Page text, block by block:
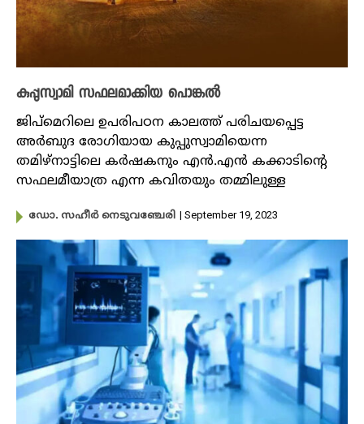
കുപ്പുസ്വാമി സഫലമാക്കിയ പൊങ്കൽ
ജിപ്മെറിലെ ഉപരിപഠന കാലത്ത് പരിചയപ്പെട്ട
അർബുദ രോഗിയായ കുപ്പുസ്വാമിയെന്ന
തമിഴ്നാട്ടിലെ കർഷകനും എൻ.എൻ കക്കാടിന്റെ
സഫലമീയാത്ര എന്ന കവിതയും തമ്മിലുള്ള
ഡോ. സഹീർ നെടുവഞ്ചേരി | September 19, 2023